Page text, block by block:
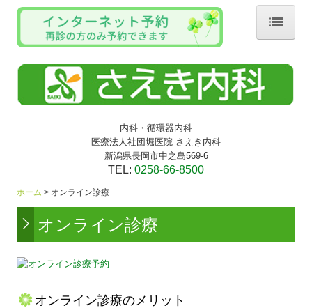
院長・スタッフ紹介
オンライン診療
内科・循環器内科
医療法人社団堀医院 さえき内科
新潟県長岡市中之島569-6
TEL: 0258-66-8500
ホーム オンライン診療
オンライン診療
オンライン診療のメリット